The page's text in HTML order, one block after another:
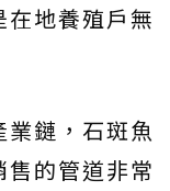
地養殖戶無
鏈，石斑魚
的管道非常